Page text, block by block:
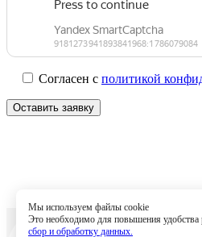
Согласен с политикой
Мы используем файлы cookie
Это необходимо для повышения удобства
сбор и обработку данных.